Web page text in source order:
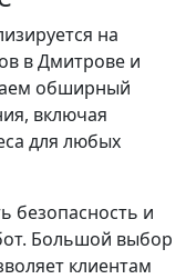
на
в Дмитрове и
обширный
включая
для любых
безопасность и
Большой выбор
клиентам